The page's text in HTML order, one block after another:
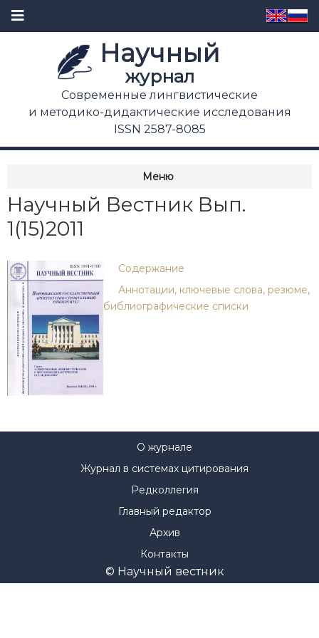
Научный
журнал
Современные лингвистические
и методико-дидактические исследования
ISSN 2587-8085
Меню
Научный Вестник Вып.
1(15)2011
Содержание
Аннотации, ключевые слова, резюме,
библиографические списки
© Научный вестник
О журнале
Журнал в системах цитирования
Редколлегия
Главный редактор
Архив
Контакты